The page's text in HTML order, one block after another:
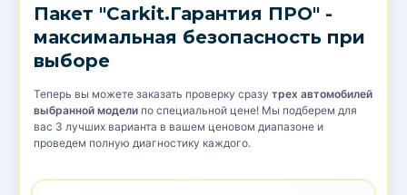
Пакет "Carkit.Гарантия ПРО" -
максимальная безопасность при
выборе
Теперь вы можете заказать проверку сразу трех автомобилей
выбранной модели по специальной цене! Мы подберем для
вас 3 лучших варианта в вашем ценовом диапазоне и
проведем полную диагностику каждого.